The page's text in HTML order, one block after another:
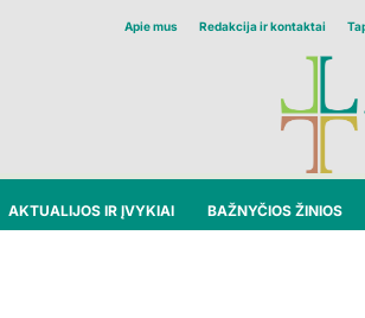
Apie mus Redakcija ir kontaktai
AKTUALIJOS IR ĮVYKIAI BAŽNYČIOS ŽINIOS